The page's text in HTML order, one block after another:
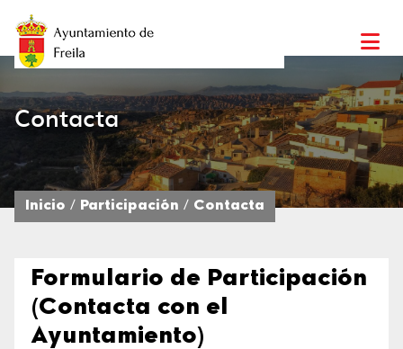
Contacta
Inicio Participación Contacta
Formulario de Participación
(Contacta con el
Ayuntamiento)